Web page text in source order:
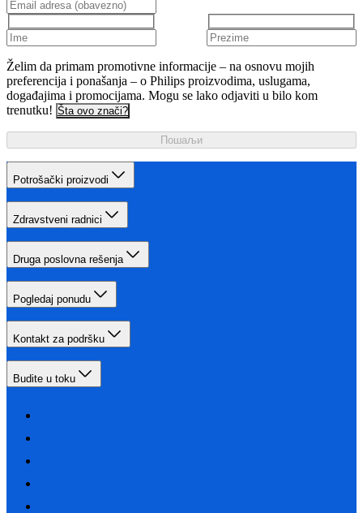
Želim da primam promotivne informacije – na osnovu mojih
preferencija i ponašanja – o Philips proizvodima, uslugama,
događajima i promocijama. Mogu se lako odjaviti u bilo kom
trenutku! Šta ovo znači?
Пошаљи
Potrošački proizvodi
Zdravstveni radnici
Druga poslovna rešenja
Pogledaj ponudu
Kontakt za podršku
Budite u toku